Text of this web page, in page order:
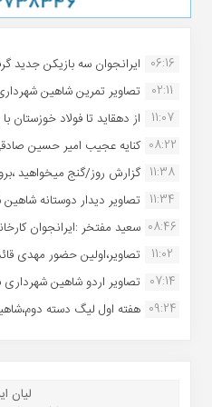
06:16 ایرانجوان سه بازیکن جدید
02:11
تصاویر تمرین شاهین
11:07
از دهقاید تا فولاد خوزستان
08:22 کنایه عجیب امیر حسین
11:38 گزارش روز/گنج میخواهید
11:34 تصاویر دیدار دوستانه
08:46 سعید مفتخر :ایرانجوان
11:02
تصاویر،اولین حضور مهدی
07:14 تصاویر اردو شاهین
09:24 هفته اول لیگ دسته
لیان